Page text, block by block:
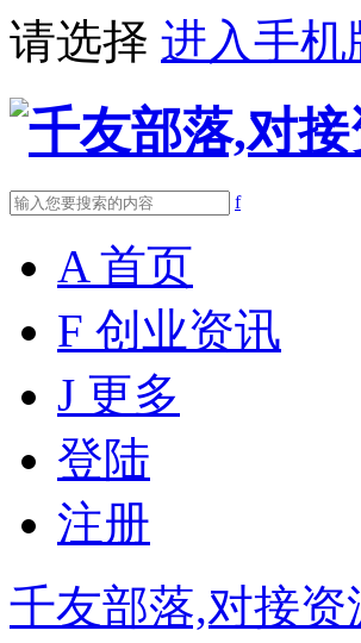
请选择 进入手机
f
A 首页
F 创业资讯
J 更多
登陆
注册
千友部落,对接